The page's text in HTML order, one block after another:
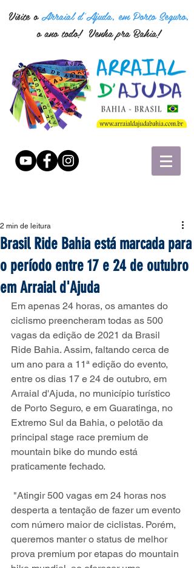
Visite oArraial d'Ajuda, em Porto Seguro,
o ano todo! Venha pra Bahia!
Brasil Ride Bahia está marcada para
o período entre 17 e 24 de outubro
em Arraial d'Ajuda
2 min de leitura
Em apenas 24 horas, os amantes do
ciclismo preencheram todas as 500
vagas da edição de 2021 da Brasil
Ride Bahia. Assim, faltando cerca de
um ano para a 11ª edição do evento,
entre os dias 17 e 24 de outubro, em
Arraial d'Ajuda, no município turístico
de Porto Seguro, e em Guaratinga, no
Extremo Sul da Bahia, o pelotão da
principal stage race premium de
mountain bike do mundo está
praticamente fechado.
desperta a tentação de fazer um evento
com número maior de ciclistas. Porém,
queremos manter o status de melhor
prova premium por etapas do mountain